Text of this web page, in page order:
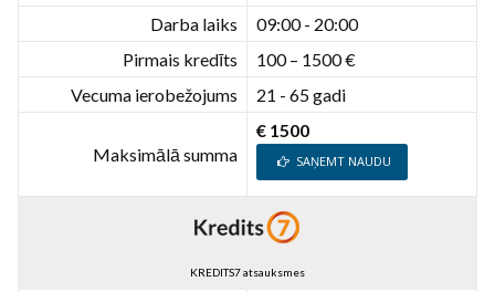
Darba laiks
09:00 - 20:00
Pirmais kredīts
100 – 1500 €
Vecuma ierobežojums
21 - 65 gadi
Maksimālā summa
€ 1500
SAŅEMT NAUDU
KREDITS7 atsauksmes